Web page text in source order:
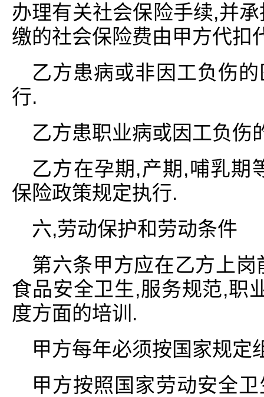
办理有关社会保险手续,并
缴的社会保险费由甲方代扣
乙方患病或非因工负伤
行.
乙方患职业病或因工负伤
乙方在孕期,产期,哺乳期
保险政策规定执行.
六,劳动保护和劳动条件
第六条甲方应在乙方上
食品安全卫生,服务规范,职
度方面的培训.
甲方每年必须按国家规定
甲方按照国家劳动安全